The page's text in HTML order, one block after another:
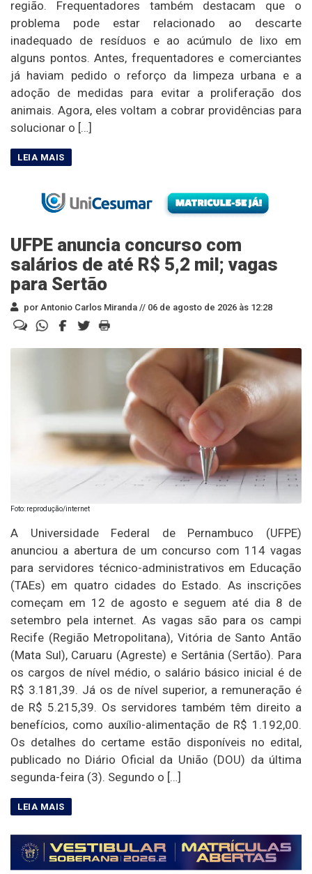
região. Frequentadores também destacam que o
problema pode estar relacionado ao descarte
inadequado de resíduos e ao acúmulo de lixo em
alguns pontos. Antes, frequentadores e comerciantes
já haviam pedido o reforço da limpeza urbana e a
adoção de medidas para evitar a proliferação dos
animais. Agora, eles voltam a cobrar providências para
solucionar o […]
UFPE anuncia concurso com
salários de até R$ 5,2 mil; vagas
para Sertão
por Antonio Carlos Miranda // 06 de agosto de 2026 às 12:28
Foto: reprodução/internet
A Universidade Federal de Pernambuco (UFPE)
anunciou a abertura de um concurso com 114 vagas
para servidores técnico-administrativos em Educação
(TAEs) em quatro cidades do Estado. As inscrições
começam em 12 de agosto e seguem até dia 8 de
setembro pela internet. As vagas são para os campi
Recife (Região Metropolitana), Vitória de Santo Antão
(Mata Sul), Caruaru (Agreste) e Sertânia (Sertão). Para
os cargos de nível médio, o salário básico inicial é de
R$ 3.181,39. Já os de nível superior, a remuneração é
de R$ 5.215,39. Os servidores também têm direito a
benefícios, como auxílio-alimentação de R$ 1.192,00.
Os detalhes do certame estão disponíveis no edital,
publicado no Diário Oficial da União (DOU) da última
segunda-feira (3). Segundo o […]